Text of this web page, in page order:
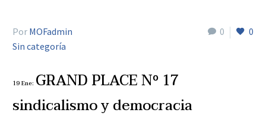
0 0
Por MOFadmin
Sin categoría
19 Ene: GRAND PLACE Nº 17
sindicalismo y democracia